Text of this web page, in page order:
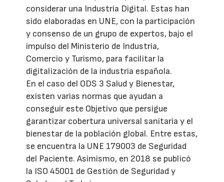
considerar una Industria Digital. Estas han
sido elaboradas en UNE, con la participación
y consenso de un grupo de expertos, bajo el
impulso del Ministerio de Industria,
Comercio y Turismo, para facilitar la
digitalización de la industria española.
En el caso del ODS 3 Salud y Bienestar,
existen varias normas que ayudan a
conseguir este Objetivo que persigue
garantizar cobertura universal sanitaria y el
bienestar de la población global. Entre estas,
se encuentra la UNE 179003 de Seguridad
del Paciente. Asimismo, en 2018 se publicó
la ISO 45001 de Gestión de Seguridad y